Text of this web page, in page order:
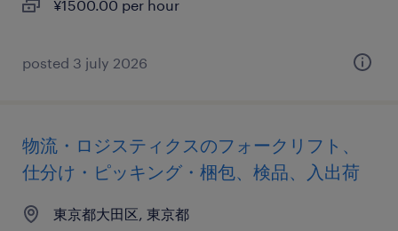
¥1500.00 per hour
posted 3 july 2026
物流・ロジスティクスのフォークリフト、
仕分け・ピッキング・梱包、検品、入出荷
東京都大田区, 東京都